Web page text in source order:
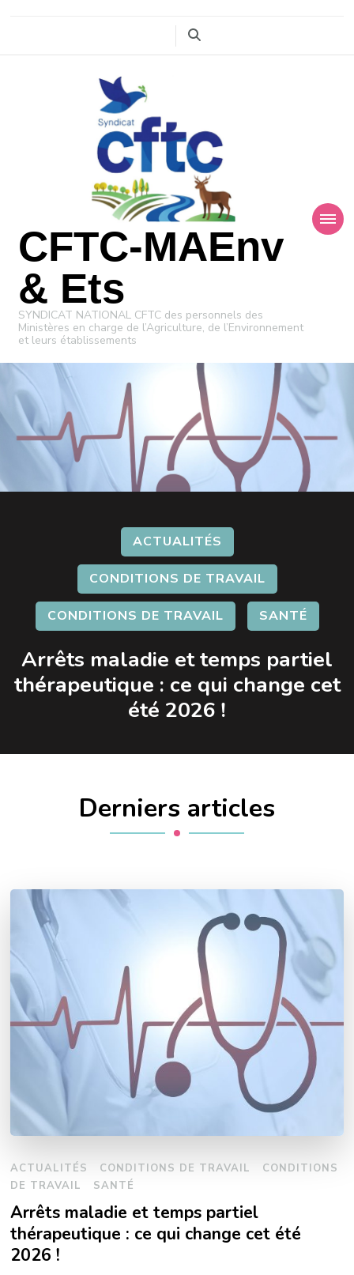
CFTC-MAEnv
& Ets
SYNDICAT NATIONAL CFTC des personnels des
Ministères en charge de l’Agriculture, de l’Environnement
et leurs établissements
ACTUALITÉS
CONDITIONS DE TRAVAIL
CONDITIONS DE TRAVAIL SANTÉ
Arrêts maladie et temps partiel
thérapeutique : ce qui change cet
été 2026 !
Derniers articles
ACTUALITÉS CONDITIONS DE TRAVAIL
CONDITIONS
DE TRAVAIL
SANTÉ
Arrêts maladie et temps partiel
thérapeutique : ce qui change cet été
2026 !